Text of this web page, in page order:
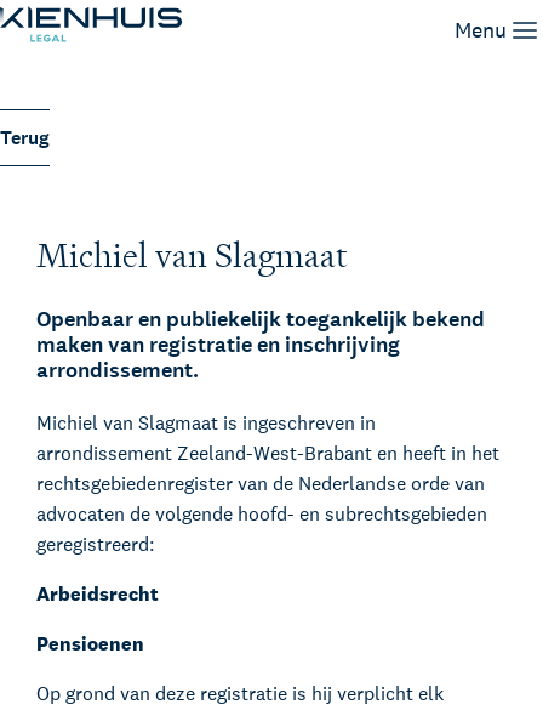
Menu
Expertises
Mensen
Werken bij
Contact
Registratie rechtsgebieden
Terug
Michiel van Slagmaat
Openbaar en publiekelijk toegankelijk bekend
maken van registratie en inschrijving
arrondissement.
Michiel van Slagmaat is ingeschreven in
arrondissement Zeeland-West-Brabant en heeft in het
rechtsgebiedenregister van de Nederlandse orde van
advocaten de volgende hoofd- en subrechtsgebieden
geregistreerd:
Arbeidsrecht
Pensioenen
Op grond van deze registratie is hij verplicht elk